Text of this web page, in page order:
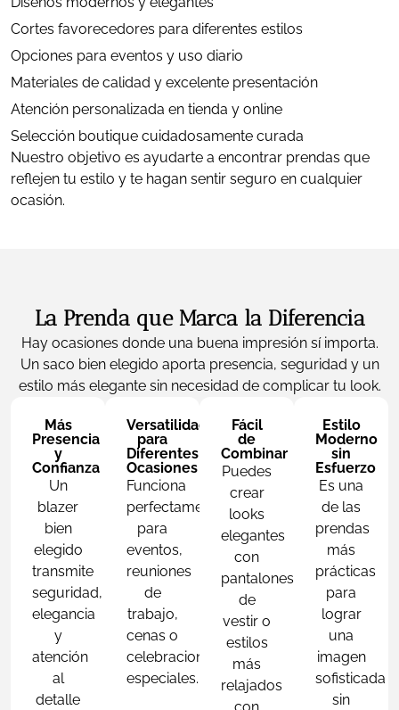
Cortes favorecedores para diferentes estilos
Opciones para eventos y uso diario
Materiales de calidad y excelente presentación
Atención personalizada en tienda y online
Selección boutique cuidadosamente curada
Nuestro objetivo es ayudarte a encontrar prendas que
reflejen tu estilo y te hagan sentir seguro en cualquier
ocasión.
La Prenda que Marca la Diferencia
Hay ocasiones donde una buena impresión sí importa.
Un saco bien elegido aporta presencia, seguridad y un
estilo más elegante sin necesidad de complicar tu look.
Más
Presencia
y
Confianza
Un
blazer
bien
elegido
transmite
seguridad,
elegancia
y
atención
al
detalle
Versatilidad
para
Diferentes
Ocasiones
Funciona
perfectamente
para
eventos,
reuniones
de
trabajo,
cenas o
celebraciones
especiales.
Fácil
de
Combinar
Puedes
crear
looks
elegantes
con
pantalones
de
vestir o
estilos
más
relajados
Estilo
Moderno
sin
Esfuerzo
Es una
de las
prendas
más
prácticas
para
lograr
una
imagen
sofisticada
sin